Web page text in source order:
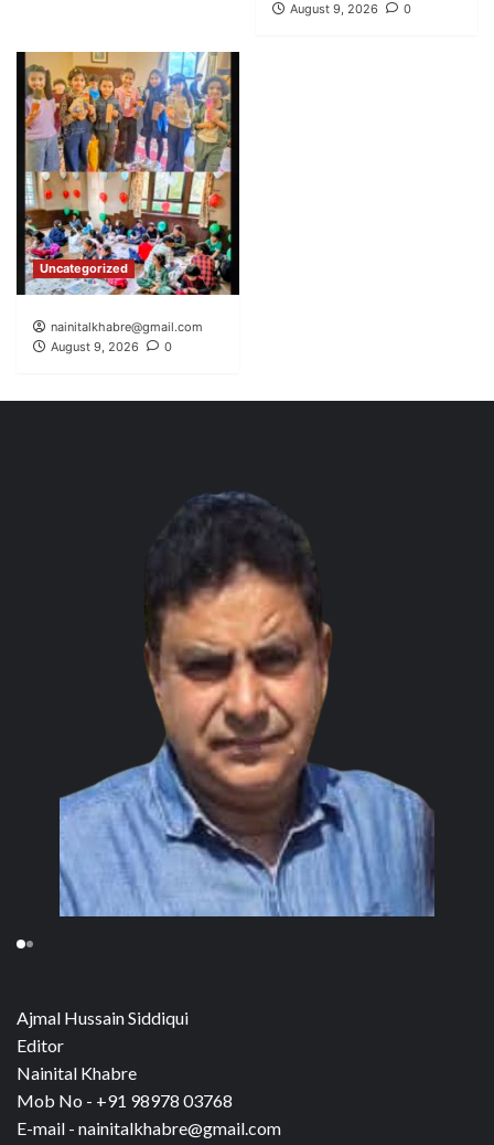
August 9, 2026
0
Uncategorized
nainitalkhabre@gmail.com
August 9, 2026
0
Ajmal Hussain Siddiqui
Editor
Nainital Khabre
Mob No - +91 98978 03768
E-mail - nainitalkhabre@gmail.com